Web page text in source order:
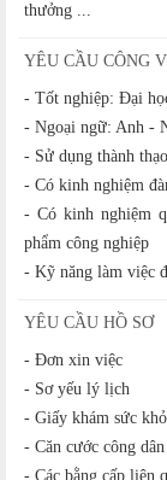
thưởng ...
YÊU CẦU CÔNG
- Tốt nghiệp: Đại
- Ngoại ngữ: Anh -
- Sử dụng thành
- Có kinh nghiệm
- Có kinh nghiệm
phẩm công nghiệp
- Kỹ năng làm việc
YÊU CẦU HỒ SƠ
- Đơn xin việc
- Sơ yếu lý lịch
- Giấy khám sức
- Căn cước công
- Các bằng cấp liên